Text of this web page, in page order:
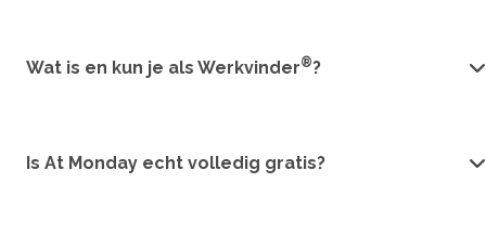
Wat is en kun je als Werkvinder®?
Is At Monday echt volledig gratis?